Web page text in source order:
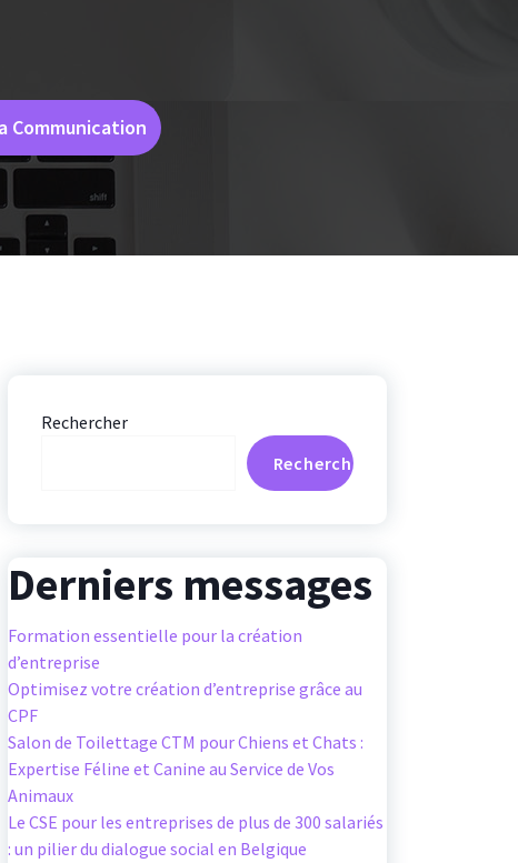
Communication
Rechercher
Rechercher
Derniers messages
Formation essentielle pour la création
d’entreprise
Optimisez votre création d’entreprise grâce au
CPF
Salon de Toilettage CTM pour Chiens et Chats :
Expertise Féline et Canine au Service de Vos
Animaux
Le CSE pour les entreprises de plus de 300 salariés
: un pilier du dialogue social en Belgique